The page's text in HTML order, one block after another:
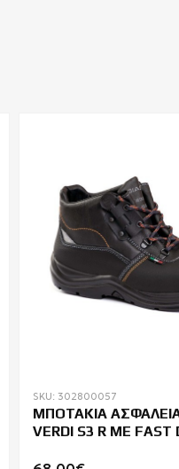
SKU: 302800057
ΜΠΟΤΑΚΙΑ
VERDI S3 R ΜΕ FAST